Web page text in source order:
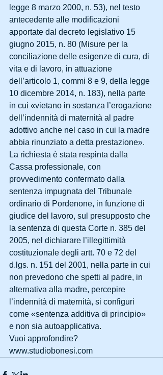
legge 8 marzo 2000, n. 53), nel testo
antecedente alle modificazioni
apportate dal decreto legislativo 15
giugno 2015, n. 80 (Misure per la
conciliazione delle esigenze di cura, di
vita e di lavoro, in attuazione
dell’articolo 1, commi 8 e 9, della legge
10 dicembre 2014, n. 183), nella parte
in cui «vietano in sostanza l’erogazione
dell’indennità di maternità al padre
adottivo anche nel caso in cui la madre
abbia rinunziato a detta prestazione».
La richiesta è stata respinta dalla
Cassa professionale, con
provvedimento confermato dalla
sentenza impugnata del Tribunale
ordinario di Pordenone, in funzione di
giudice del lavoro, sul presupposto che
la sentenza di questa Corte n. 385 del
2005, nel dichiarare l’illegittimità
costituzionale degli artt. 70 e 72 del
d.lgs. n. 151 del 2001, nella parte in cui
non prevedono che spetti al padre, in
alternativa alla madre, percepire
l’indennità di maternità, si configuri
come «sentenza additiva di principio»
e non sia autoapplicativa.
Vuoi approfondire?
www.studiobonesi.com